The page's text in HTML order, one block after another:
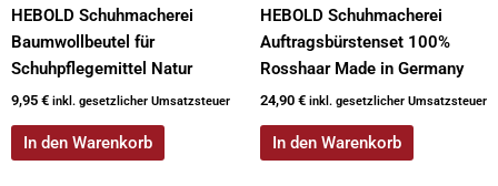
HEBOLD Schuhmacherei
Baumwollbeutel für
Schuhpflegemittel Natur
9,95 € inkl. gesetzlicher Umsatzsteuer
In den Warenkorb
HEBOLD Schuhmacherei
Auftragsbürstenset 100%
Rosshaar Made in Germany
24,90 € inkl. gesetzlicher Umsatzsteuer
In den Warenkorb